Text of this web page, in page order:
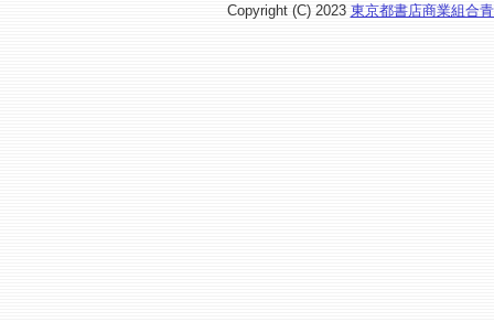
Copyright (C) 2023 東京都書店商業組合